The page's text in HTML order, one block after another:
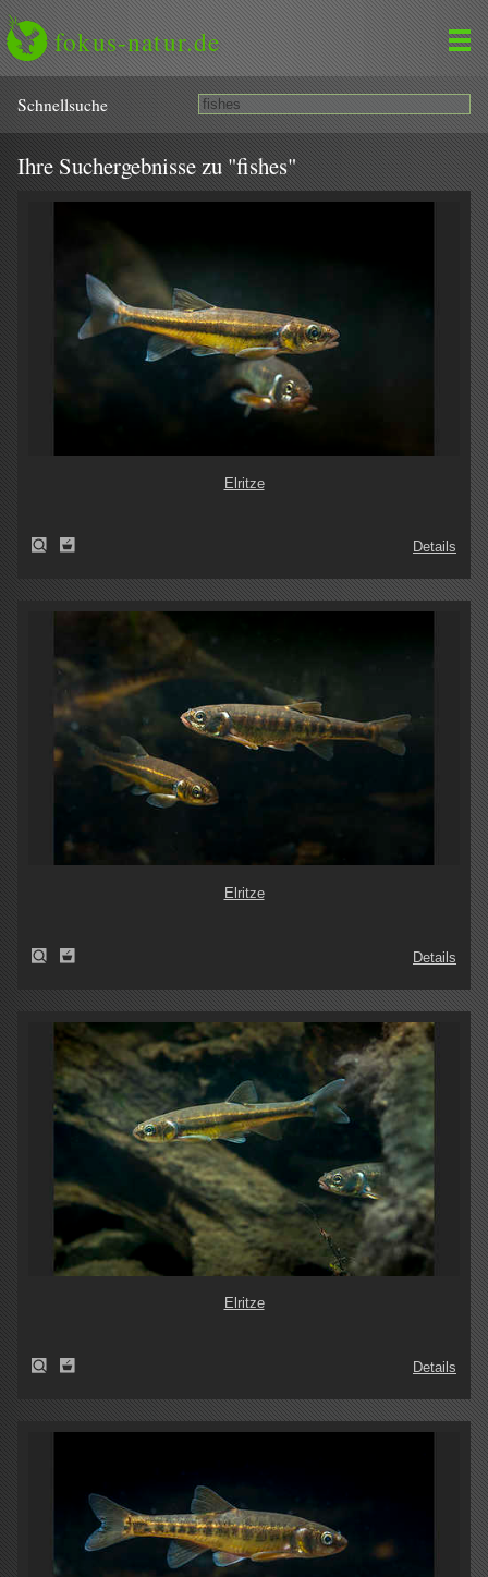
fokus-natur.de
Schnell­suche
Ihre Suchergebnisse zu "fishes"
Elritze
Details
Elritze
Details
Elritze
Details